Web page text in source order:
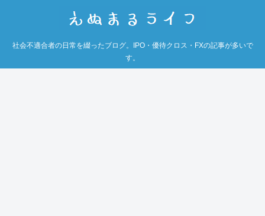
社会不適合者の日常を綴ったブログ。IPO・優待クロス・FXの記事が多いで
す。